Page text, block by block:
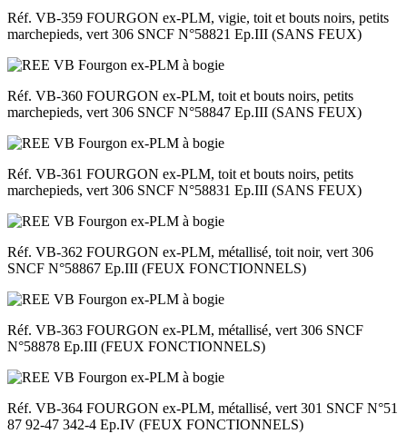
Réf. VB-359 FOURGON ex-PLM, vigie, toit et bouts noirs, petits
marchepieds, vert 306 SNCF N°58821 Ep.III (SANS FEUX)
Réf. VB-360 FOURGON ex-PLM, toit et bouts noirs, petits
marchepieds, vert 306 SNCF N°58847 Ep.III (SANS FEUX)
Réf. VB-361 FOURGON ex-PLM, toit et bouts noirs, petits
marchepieds, vert 306 SNCF N°58831 Ep.III (SANS FEUX)
Réf. VB-362 FOURGON ex-PLM, métallisé, toit noir, vert 306
SNCF N°58867 Ep.III (FEUX FONCTIONNELS)
Réf. VB-363 FOURGON ex-PLM, métallisé, vert 306 SNCF
N°58878 Ep.III (FEUX FONCTIONNELS)
Réf. VB-364 FOURGON ex-PLM, métallisé, vert 301 SNCF N°51
87 92-47 342-4 Ep.IV (FEUX FONCTIONNELS)